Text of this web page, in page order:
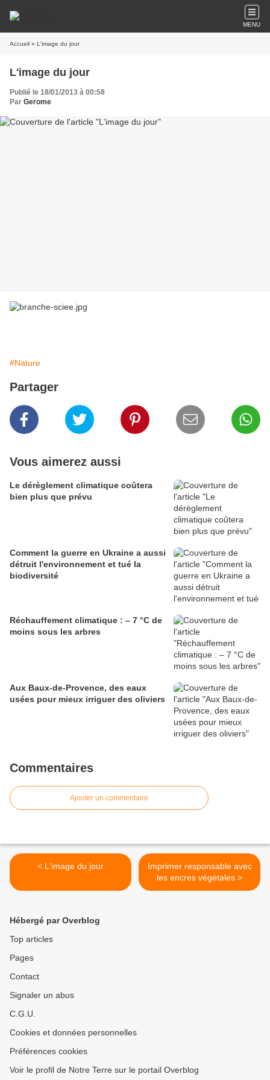
MENU
Accueil » L'image du jour
L'image du jour
Publié le 18/01/2013 à 00:58
Par Gerome
#Nature
Partager
Vous aimerez aussi
Le dérèglement climatique coûtera
bien plus que prévu
Comment la guerre en Ukraine a aussi
détruit l'environnement et tué la
biodiversité
Réchauffement climatique : – 7 °C de
moins sous les arbres
Aux Baux-de-Provence, des eaux
usées pour mieux irriguer des oliviers
Commentaires
Ajouter un commentaire
< L'image du jour
Imprimer responsable avec
les encres végétales >
Hébergé par Overblog
Top articles
Pages
Contact
Signaler un abus
C.G.U.
Cookies et données personnelles
Préférences cookies
Voir le profil de Notre Terre sur le portail Overblog